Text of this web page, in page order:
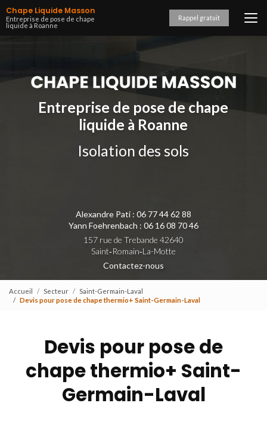
Aller
au
contenu
Chape Liquide Masson
Entreprise de pose de chape
liquide à Roanne
Rappel gratuit
Entreprise de pose de chape
liquide à Roanne
Isolation des sols
Alexandre Pati : 06 77 44 62 88
Yann Foehrenbach : 06 16 08 70 46
157 rue de Trebande 42640
Saint‑Romain‑La-Motte
Contactez-nous
Accueil Secteur
Saint-Germain-Laval
Devis pour pose de chape thermio+ Saint-Germain-Laval
Devis pour pose de
chape thermio+ Saint-
Germain-Laval